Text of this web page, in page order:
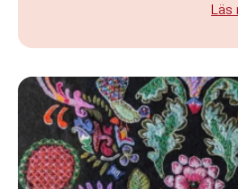
Läs